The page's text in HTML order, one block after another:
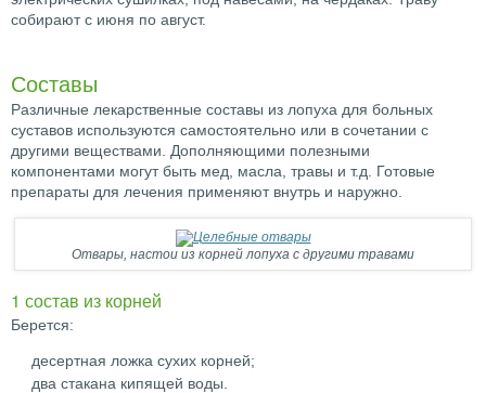
собирают с июня по август.
Составы
Различные лекарственные составы из лопуха для больных
суставов используются самостоятельно или в сочетании с
другими веществами. Дополняющими полезными
компонентами могут быть мед, масла, травы и т.д. Готовые
препараты для лечения применяют внутрь и наружно.
Отвары, настои из корней лопуха с другими травами
1 состав из корней
Берется:
десертная ложка сухих корней;
два стакана кипящей воды.